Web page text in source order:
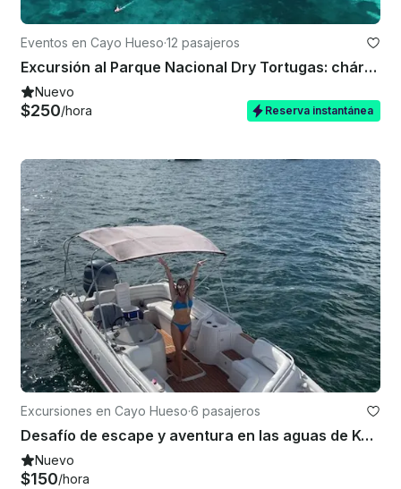
Eventos en Cayo Hueso·12 pasajeros
Excursión al Parque Nacional Dry Tortugas: chárter privado desde Key West
Nuevo
$250/hora Reserva instantánea
Excursiones en Cayo Hueso·6 pasajeros
Desafío de escape y aventura en las aguas de Key West, Florida
Nuevo
$150/hora